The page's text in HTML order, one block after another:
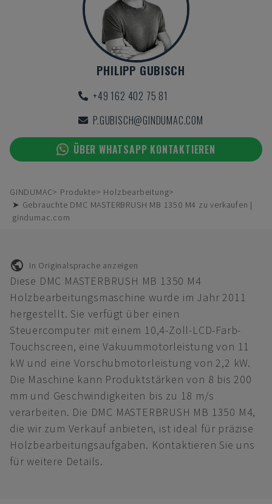
PHILIPP GUBISCH
+49 162 402 75 81
P.GUBISCH@GINDUMAC.COM
ÜBER WHATSAPP KONTAKTIEREN
GINDUMAC Produkte
Holzbearbeitung
➤ Gebrauchte DMC MASTERBRUSH MB 1350 M4 zu verkaufen |
gindumac.com
In Originalsprache anzeigen
Diese DMC MASTERBRUSH MB 1350 M4
Holzbearbeitungsmaschine wurde im Jahr 2011
hergestellt. Sie verfügt über einen
Steuercomputer mit einem 10,4-Zoll-LCD-Farb-
Touchscreen, eine Vakuummotorleistung von 11
kW und eine Vorschubmotorleistung von 2,2 kW.
Die Maschine kann Produktstärken von 8 bis 200
mm und Geschwindigkeiten bis zu 18 m/s
verarbeiten. Die DMC MASTERBRUSH MB 1350 M4,
die wir zum Verkauf anbieten, ist ideal für präzise
Holzbearbeitungsaufgaben. Kontaktieren Sie uns
für weitere Details.